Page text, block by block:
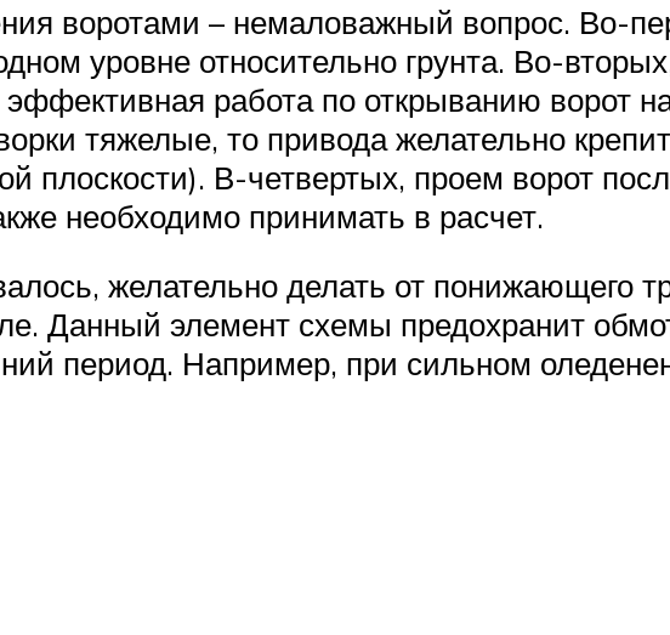
воротами – немаловажный вопрос. Во-
уровне относительно грунта. Во-
работа по открыванию ворот
тяжелые, то привода желательно
плоскости). В-четвертых, проем ворот
необходимо принимать в расчет.
желательно делать от понижающего
Данный элемент схемы предохранит
период. Например, при сильном